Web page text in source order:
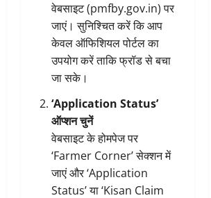
वेबसाइट (pmfby.gov.in) पर
जाएं। सुनिश्चित करें कि आप
केवल ऑफिशियल पोर्टल का
उपयोग करें ताकि फ्रॉड से बचा
जा सके।
‘Application Status’
ऑप्शन चुनें
वेबसाइट के होमपेज पर
‘Farmer Corner’ सेक्शन में
जाएं और ‘Application
Status’ या ‘Kisan Claim